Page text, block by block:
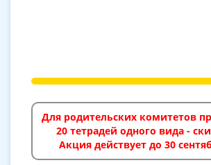
Для родительских комитетов
20 тетрадей одного вида -
Акция действует до 30